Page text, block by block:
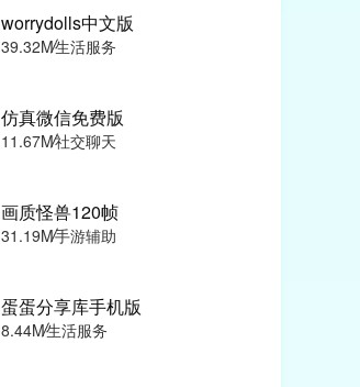
worrydolls中文版
39.32M生活服务
仿真微信免费版
11.67M社交聊天
画质怪兽120帧
31.19M手游辅助
蛋蛋分享库手机版
8.44M生活服务